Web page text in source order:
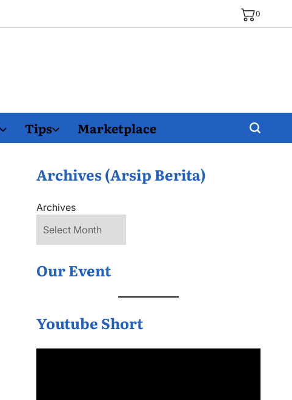
0
Tips Marketplace
Archives (Arsip Berita)
Archives
Our Event
Youtube Short